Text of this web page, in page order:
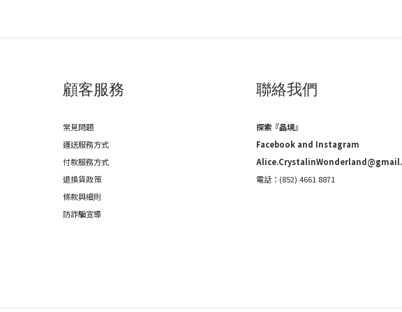
顧客服務
常見問題
運送服務方式
付款服務方式
退換貨政策
條款與細則
防詐騙宣導
聯絡我們
探索『晶境』
Facebook and Instagram
電話：(852) 4661 8871